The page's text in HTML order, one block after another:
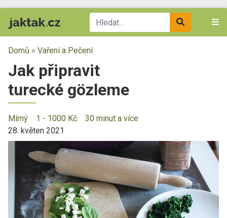
Domů » Vaření a Pečení
Jak připravit
turecké gözleme
Mírný 1 - 1000 Kč
30 minut a více
28. květen 2021